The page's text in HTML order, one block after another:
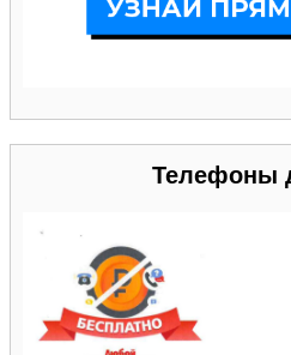
Телефоны